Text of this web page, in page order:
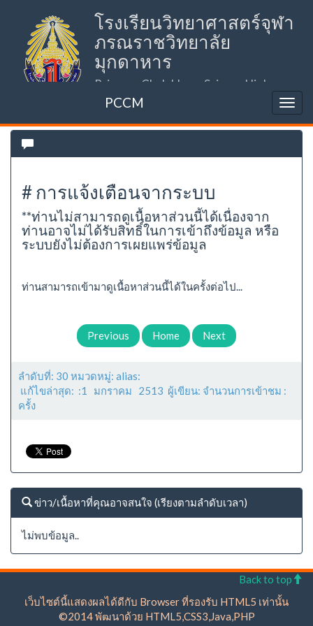
โรงเรียนวิทยาศาสตร์จุฬา
ภรณราชวิทยาลัย
มุกดาหาร
Princess Chulabhorn Science High
School Mukdahan (PCSHSM)
PCCM
# การแจ้งเตือนจากระบบ
**ท่านไม่สามารถดูเนื้อหาส่วนนี้ได้เนื่องจาก
ท่านอาจไม่ได้รับสิทธิ์ในการเข้าถึงข้อมูล หรือ
ระบบยังไม่ต้องการเผยแพร่ข้อมูล
ท่านสามารถเข้ามาดูเนื้อหาส่วนนี้ได้ในครั้งต่อไป...
Previous Home Next
ลำดับที่: 30 หมวดหมู่: alias:
แก้ไขล่าสุด: :1 มกราคม 2513 ผู้เขียน: จำนวนการเข้าชม :
ครั้ง
ข่าว/เนื้อหาที่คุณอาจสนใจ (เรียงตามลำดับเวลา)
ไม่พบข้อมูล..
Back to top
เว็บไซต์นี้แสดงผลได้ดีกับ Browser ที่รองรับ HTML5 เท่านั้น
©2014 พัฒนาด้วย HTML5,CSS3,Java,PHP